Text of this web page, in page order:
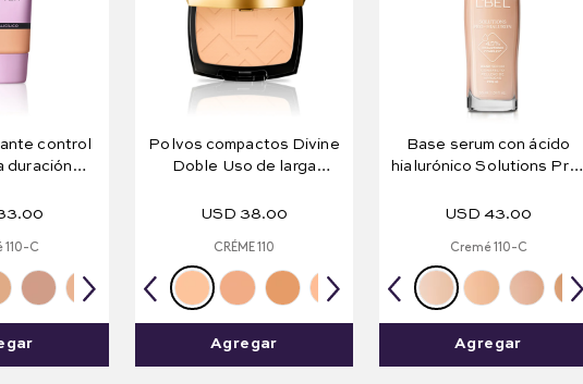
control
duración
.00
110-C
Polvos compactos Divine
Doble Uso de larga
USD 38.00
CRÉME 110
Agregar
Base serum con ácido
hialurónico Solutions Pro-
USD 43.00
Cremé 110-C
Agregar